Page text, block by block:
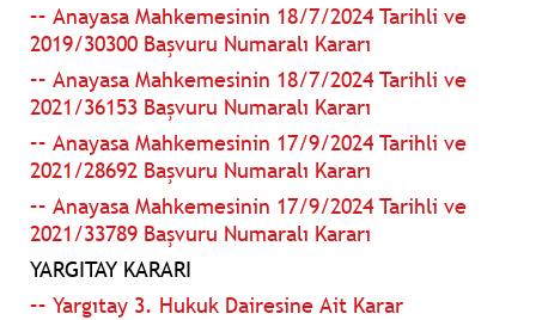
–– Anayasa Mahkemesinin 18/7/2024 Tarihli ve
2019/30300 Başvuru Numaralı Kararı
–– Anayasa Mahkemesinin 18/7/2024 Tarihli ve
2021/36153 Başvuru Numaralı Kararı
–– Anayasa Mahkemesinin 17/9/2024 Tarihli ve
2021/28692 Başvuru Numaralı Kararı
–– Anayasa Mahkemesinin 17/9/2024 Tarihli ve
2021/33789 Başvuru Numaralı Kararı
YARGITAY KARARI
–– Yargıtay 3. Hukuk Dairesine Ait Karar